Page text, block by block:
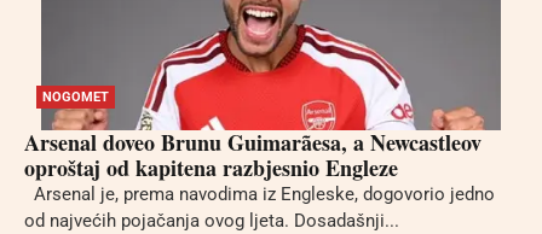
NOGOMET
Arsenal doveo Brunu Guimarãesa, a Newcastleov
oproštaj od kapitena razbjesnio Engleze
Arsenal je, prema navodima iz Engleske, dogovorio jedno
od najvećih pojačanja ovog ljeta. Dosadašnji...